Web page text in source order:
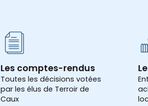
Les comptes-rendus
Toutes les décisions votées
par les élus de Terroir de
Caux